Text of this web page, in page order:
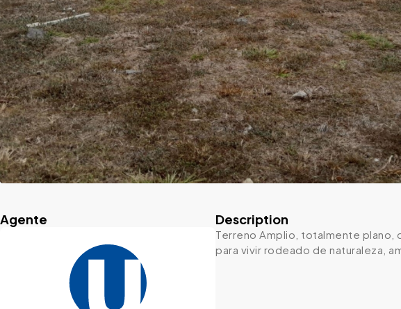
Agente Description
Terreno Amplio, totalmente plano,
para vivir rodeado de naturaleza,